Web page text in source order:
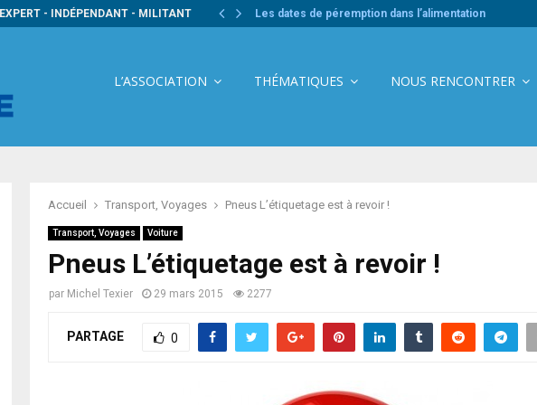
EXPERT - INDÉPENDANT - MILITANT Les dates de péremption dans l’alimentation
L’ASSOCIATION THÉMATIQUES NOUS RENCONTRER
Accueil Transport, Voyages Pneus L’étiquetage est à revoir !
Transport, Voyages Voiture
Pneus L’étiquetage est à revoir !
par Michel Texier 29 mars 2015 2277
PARTAGE 0